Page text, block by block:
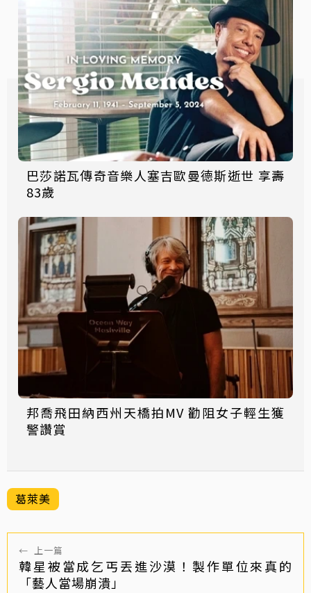
巴莎諾瓦傳奇音樂人塞吉歐曼德斯逝世 享壽
83歲
邦喬飛田納西州天橋拍MV 勸阻女子輕生獲
警讚賞
葛萊美
← 上一篇
韓星被當成乞丐丟進沙漠！製作單位來真的
「藝人當場崩潰」